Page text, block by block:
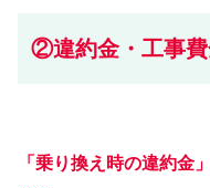
②違約金・工事費
「乗り換え時の違約金